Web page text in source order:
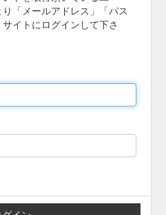
「メールアドレス」「パス
イトにログインして下さ